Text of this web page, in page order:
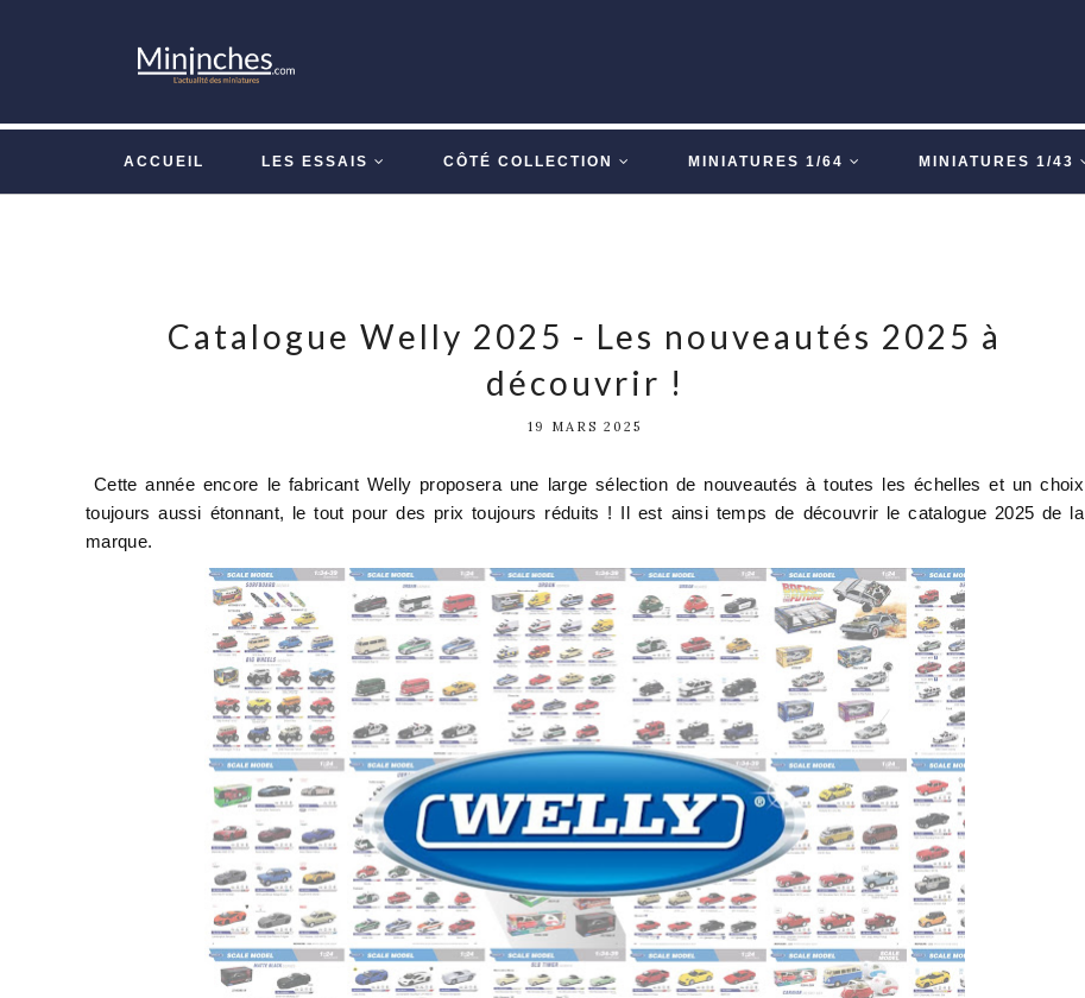
ACCUEIL LES ESSAIS CÔTÉ COLLECTION MINIATURES 1/64 MINIATURES 1/43
Catalogue Welly 2025 - Les nouveautés 2025 à
découvrir !
19 MARS 2025
Cette année encore le fabricant Welly proposera une large sélection de nouveautés à toutes les échelles et un choix
toujours aussi étonnant, le tout pour des prix toujours réduits ! Il est ainsi temps de découvrir le catalogue 2025 de la
marque.